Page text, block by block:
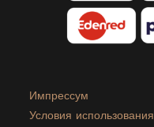
Импрессум
Условия использования